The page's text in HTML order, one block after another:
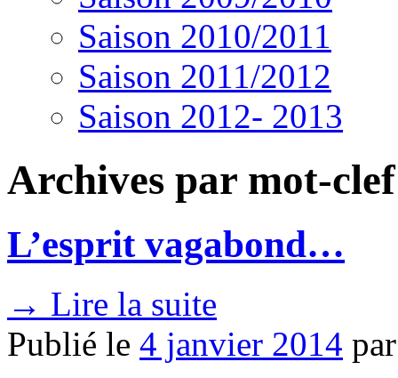
Saison 2010/2011
Saison 2011/2012
Saison 2012- 2013
Archives par mot-
L’esprit vagabond…
→ Lire la suite
Publié le 4 janvier 2014 par